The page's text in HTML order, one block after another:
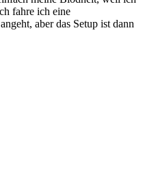
fahre ich eine
aber das Setup ist dann